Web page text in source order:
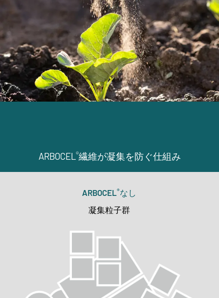
ARBOCEL®繊維が凝集を防ぐ仕組み
ARBOCEL®なし
凝集粒子群